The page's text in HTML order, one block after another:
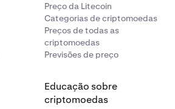
Preço da Litecoin
Categorias de criptomoedas
Preços de todas as
criptomoedas
Previsões de preço
Educação sobre
criptomoedas